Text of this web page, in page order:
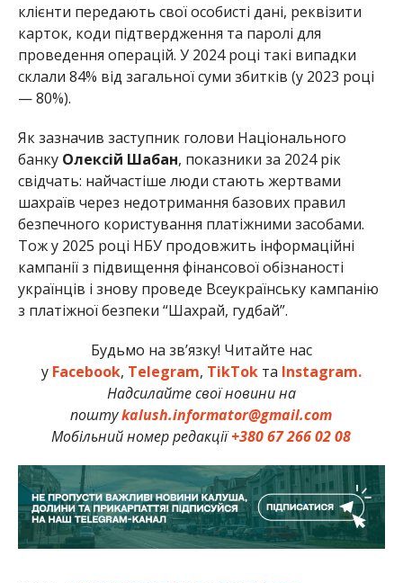
клієнти передають свої особисті дані, реквізити
карток, коди підтвердження та паролі для
проведення операцій. У 2024 році такі випадки
склали 84% від загальної суми збитків (у 2023 році
— 80%).
Як зазначив заступник голови Національного
банкуОлексій Шабан, показники за 2024 рік
свідчать: найчастіше люди стають жертвами
шахраїв через недотримання базових правил
безпечного користування платіжними засобами.
Тож у 2025 році НБУ продовжить інформаційні
кампанії з підвищення фінансової обізнаності
українців і знову проведе Всеукраїнську кампанію
з платіжної безпеки “Шахрай, гудбай”.
Будьмо на зв’язку! Читайте нас
у Facebook, Telegram, TikTokта Instagram.
Надсилайте свої новини на
поштуkalush.informator@gmail.com
Мобільний номер редакції+380 67 266 02 08